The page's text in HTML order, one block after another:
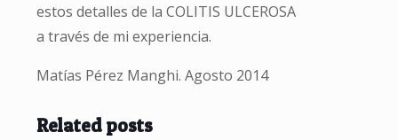
estos detalles de la COLITIS ULCEROSA
a través de mi experiencia.
Matías Pérez Manghi. Agosto 2014
Related posts